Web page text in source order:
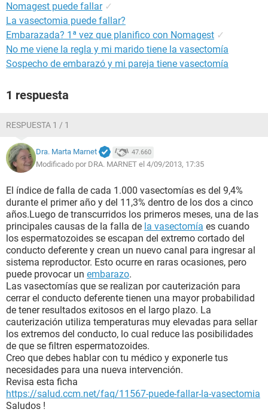
Necesito una explicacion logica a este tema y espero me
puedan ayudar...
Saludos y Gracias....
Nomagest puede fallar ✓
La vasectomia puede fallar?
Embarazada? 1ª vez que planifico con Nomagest ✓
No me viene la regla y mi marido tiene la vasectomía
Sospecho de embarazó y mi pareja tiene vasectomía
1 respuesta
RESPUESTA 1 / 1
Dra. Marta Marnet 47.660
Modificado por DRA. MARNET el 4/09/2013, 17:35
El índice de falla de cada 1.000 vasectomías es del 9,4%
durante el primer año y del 11,3% dentro de los dos a cinco
años.Luego de transcurridos los primeros meses, una de las
principales causas de la falla de la vasectomía es cuando
los espermatozoides se escapan del extremo cortado del
conducto deferente y crean un nuevo canal para ingresar al
sistema reproductor. Esto ocurre en raras ocasiones, pero
puede provocar un embarazo.
Las vasectomías que se realizan por cauterización para
cerrar el conducto deferente tienen una mayor probabilidad
de tener resultados exitosos en el largo plazo. La
cauterización utiliza temperaturas muy elevadas para sellar
los extremos del conducto, lo cual reduce las posibilidades
de que se filtren espermatozoides.
Creo que debes hablar con tu médico y exponerle tus
necesidades para una nueva intervención.
Revisa esta ficha
https://salud.ccm.net/faq/11567-puede-fallar-la-vasectomia
Saludos !